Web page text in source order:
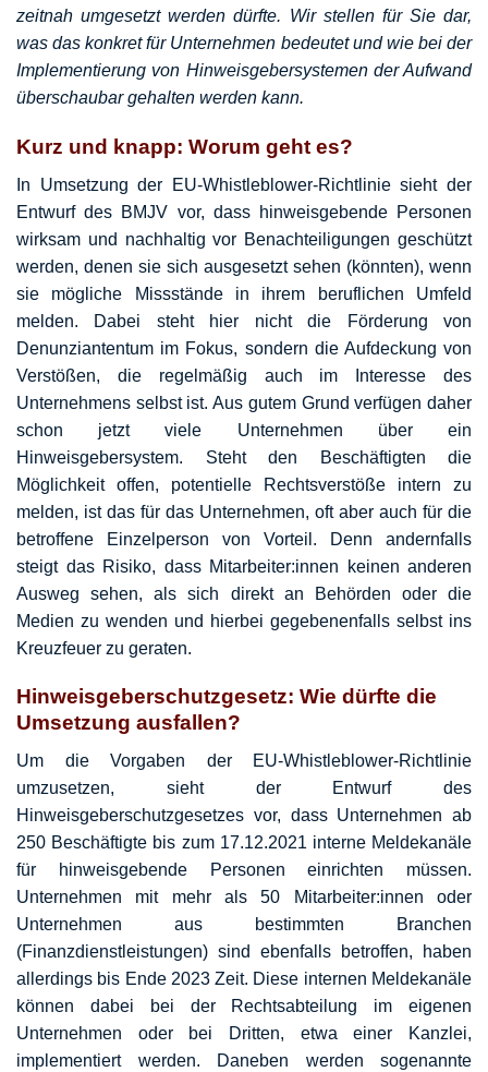
zeitnah umgesetzt werden dürfte. Wir stellen für Sie dar,
was das konkret für Unternehmen bedeutet und wie bei der
Implementierung von Hinweisgebersystemen der Aufwand
überschaubar gehalten werden kann.
Kurz und knapp: Worum geht es?
In Umsetzung der EU-Whistleblower-Richtlinie sieht der
Entwurf des BMJV vor, dass hinweisgebende Personen
wirksam und nachhaltig vor Benachteiligungen geschützt
werden, denen sie sich ausgesetzt sehen (könnten), wenn
sie mögliche Missstände in ihrem beruflichen Umfeld
melden. Dabei steht hier nicht die Förderung von
Denunziantentum im Fokus, sondern die Aufdeckung von
Verstößen, die regelmäßig auch im Interesse des
Unternehmens selbst ist. Aus gutem Grund verfügen daher
schon jetzt viele Unternehmen über ein
Hinweisgebersystem. Steht den Beschäftigten die
Möglichkeit offen, potentielle Rechtsverstöße intern zu
melden, ist das für das Unternehmen, oft aber auch für die
betroffene Einzelperson von Vorteil. Denn andernfalls
steigt das Risiko, dass Mitarbeiter:innen keinen anderen
Ausweg sehen, als sich direkt an Behörden oder die
Medien zu wenden und hierbei gegebenenfalls selbst ins
Kreuzfeuer zu geraten.
Hinweisgeberschutzgesetz: Wie dürfte die
Umsetzung ausfallen?
Um die Vorgaben der EU-Whistleblower-Richtlinie
umzusetzen, sieht der Entwurf des
Hinweisgeberschutzgesetzes vor, dass Unternehmen ab
250 Beschäftigte bis zum 17.12.2021 interne Meldekanäle
für hinweisgebende Personen einrichten müssen.
Unternehmen mit mehr als 50 Mitarbeiter:innen oder
Unternehmen aus bestimmten Branchen
(Finanzdienstleistungen) sind ebenfalls betroffen, haben
allerdings bis Ende 2023 Zeit. Diese internen Meldekanäle
können dabei bei der Rechtsabteilung im eigenen
Unternehmen oder bei Dritten, etwa einer Kanzlei,
implementiert werden. Daneben werden sogenannte